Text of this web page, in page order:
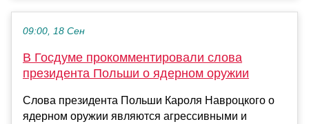
09:00, 18 Сен
В Госдуме прокомментировали слова
президента Польши о ядерном оружии
Слова президента Польши Кароля Навроцкого о
ядерном оружии являются агрессивными и